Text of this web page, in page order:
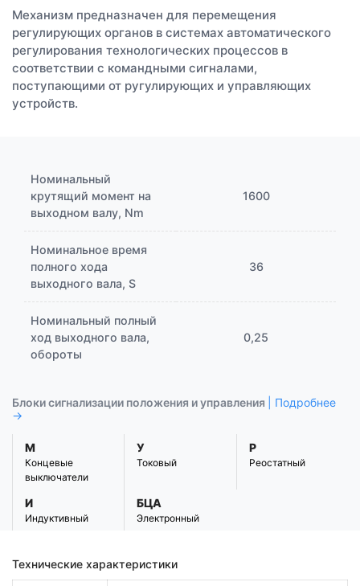
Механизм предназначен для перемещения
регулирующих органов в системах автоматического
регулирования технологических процессов в
соответствии с командными сигналами,
поступающими от ругулирующих и управляющих
устройств.
Номинальный
крутящий момент на
выходном валу, Nm
1600
Номинальное время
полного хода
выходного вала, S
36
Номинальный полный
ход выходного вала,
обороты
0,25
Блоки сигнализации положения и управления
| Подробнее
→
М
Концевые
выключатели
У
Токовый
Р
Реостатный
И
Индуктивный
БЦА
Электронный
Технические характеристики